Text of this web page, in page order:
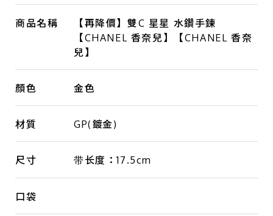
商品名稱
【再降價】雙C 星星 水鑽手鍊
【CHANEL 香奈兒】【CHANEL 香奈
兒】
顏色 金色
材質 GP(鍍金)
尺寸 带长度：17.5cm
口袋